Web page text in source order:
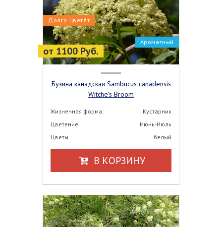
от 1100 Руб.
Ароматный
Долго цветёт
Бузина канадская Sambucus canadensis
Witche’s Broom
Жизненная форма:
Кустарник
Цветение
Июнь-Июль
Цветы
белый
В КОРЗИНУ